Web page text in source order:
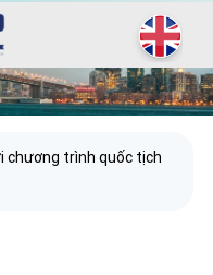
chương trình quốc tịch